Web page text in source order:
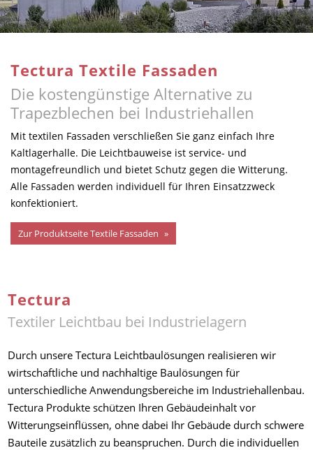
Tectura Textile Fassaden
Die kostengünstige Alternative zu
Trapezblechen bei Industriehallen
Mit textilen Fassaden verschließen Sie ganz einfach Ihre
Kaltlagerhalle. Die Leichtbauweise ist service- und
montagefreundlich und bietet Schutz gegen die Witterung.
Alle Fassaden werden individuell für Ihren Einsatzzweck
konfektioniert.
Zur Produktseite Textile Fassaden
Tectura
Textiler Leichtbau bei Industrielagern
Durch unsere Tectura Leichtbaulösungen realisieren wir
wirtschaftliche und nachhaltige Baulösungen für
unterschiedliche Anwendungsbereiche im Industriehallenbau.
Tectura Produkte schützen Ihren Gebäudeinhalt vor
Witterungseinflüssen, ohne dabei Ihr Gebäude durch schwere
Bauteile zusätzlich zu beanspruchen. Durch die individuellen